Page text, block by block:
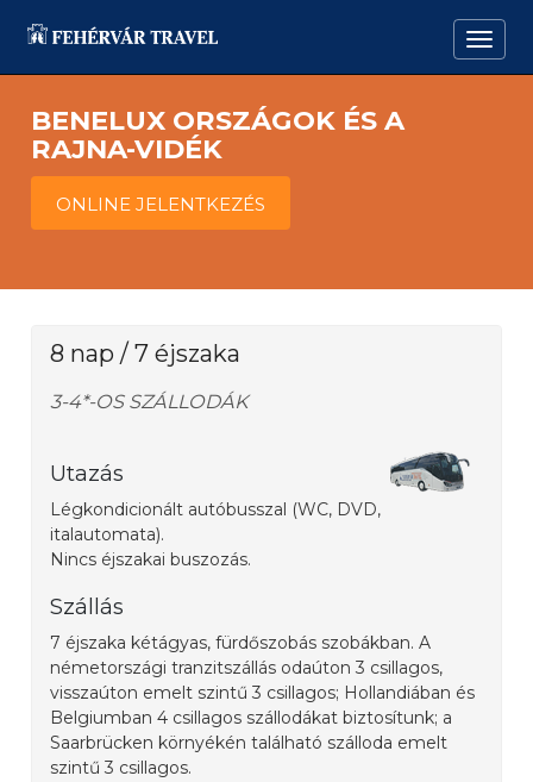
BENELUX ORSZÁGOK ÉS A
RAJNA-VIDÉK
ONLINE JELENTKEZÉS
8 nap / 7 éjszaka
3-4*-OS SZÁLLODÁK
Utazás
Légkondicionált autóbusszal (WC, DVD,
italautomata).
Nincs éjszakai buszozás.
Szállás
7 éjszaka kétágyas, fürdőszobás szobákban. A
németországi tranzitszállás odaúton 3 csillagos,
visszaúton emelt szintű 3 csillagos; Hollandiában és
Belgiumban 4 csillagos szállodákat biztosítunk; a
Saarbrücken környékén található szálloda emelt
szintű 3 csillagos.